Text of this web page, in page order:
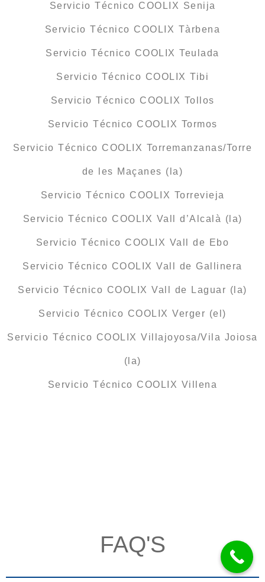
Servicio Técnico COOLIX Senija
Servicio Técnico COOLIX Tàrbena
Servicio Técnico COOLIX Teulada
Servicio Técnico COOLIX Tibi
Servicio Técnico COOLIX Tollos
Servicio Técnico COOLIX Tormos
Servicio Técnico COOLIX Torremanzanas/Torre
de les Maçanes (la)
Servicio Técnico COOLIX Torrevieja
Servicio Técnico COOLIX Vall d’Alcalà (la)
Servicio Técnico COOLIX Vall de Ebo
Servicio Técnico COOLIX Vall de Gallinera
Servicio Técnico COOLIX Vall de Laguar (la)
Servicio Técnico COOLIX Verger (el)
Servicio Técnico COOLIX Villajoyosa/Vila Joiosa
(la)
Servicio Técnico COOLIX Villena
FAQ'S